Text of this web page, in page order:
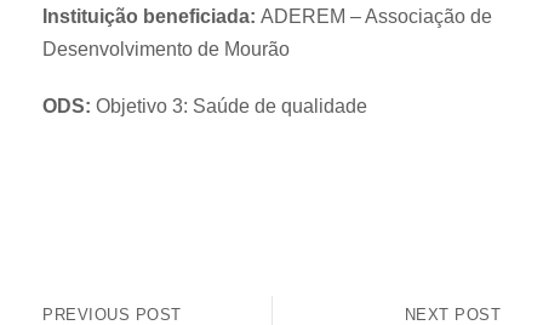
Instituição beneficiada: ADEREM – Associação de
Desenvolvimento de Mourão
ODS: Objetivo 3: Saúde de qualidade
PREVIOUS POST NEXT POST